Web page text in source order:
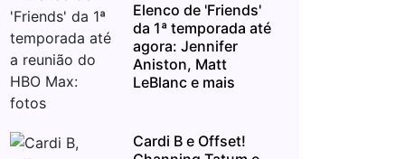
Elenco de 'Friends'
da 1ª temporada até
agora: Jennifer
Aniston, Matt
LeBlanc e mais
Cardi B e Offset!